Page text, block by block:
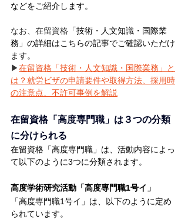
などをご紹介します。
なお、在留資格「技術・人文知識・国際業
務」の詳細はこちらの記事でご確認いただけ
ます。
▶在留資格「技術・人文知識・国際業務」と
は？就労ビザの申請要件や取得方法、採用時
の注意点、不許可事例を解説
在留資格「高度専門職」は３つの分類
に分けられる
在留資格「高度専門職」は、活動内容によっ
て以下のように3つに分類されます。
高度学術研究活動「高度専門職1号イ」
「高度専門職1号イ」は、以下のように定め
られています。